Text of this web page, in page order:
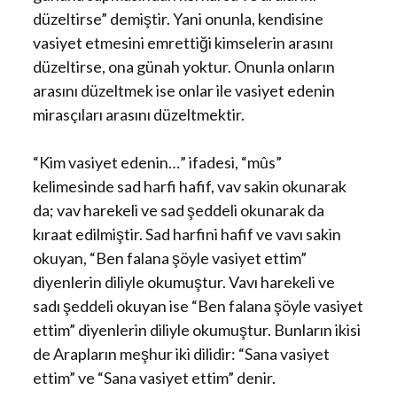
düzeltirse” demiştir. Yani onunla, kendisine
vasiyet etmesini emrettiği kimselerin arasını
düzeltirse, ona günah yoktur. Onunla onların
arasını düzeltmek ise onlar ile vasiyet edenin
mirasçıları arasını düzeltmektir.
“Kim vasiyet edenin…” ifadesi, “mûs”
kelimesinde sad harfi hafif, vav sakin okunarak
da; vav harekeli ve sad şeddeli okunarak da
kıraat edilmiştir. Sad harfini hafif ve vavı sakin
okuyan, “Ben falana şöyle vasiyet ettim”
diyenlerin diliyle okumuştur. Vavı harekeli ve
sadı şeddeli okuyan ise “Ben falana şöyle vasiyet
ettim” diyenlerin diliyle okumuştur. Bunların ikisi
de Arapların meşhur iki dilidir: “Sana vasiyet
ettim” ve “Sana vasiyet ettim” denir.